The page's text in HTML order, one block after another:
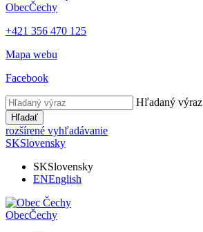
ObecČechy
+421 356 470 125
Mapa webu
Facebook
Hľadaný výraz
Hľadať
rozšírené vyhľadávanie
SKSlovensky
SKSlovensky
ENEnglish
ObecČechy